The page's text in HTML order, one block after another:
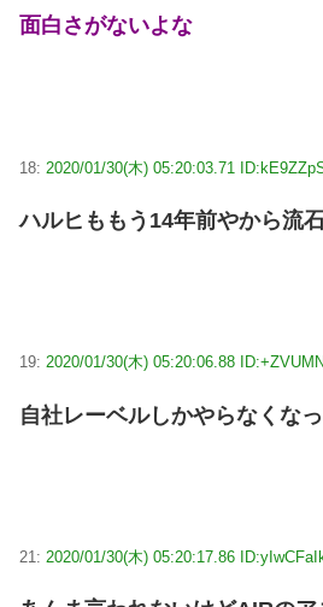
面白さがないよな
18: 2020/01/30(木) 05:20:03.71
ハルヒももう14年前やから流
19: 2020/01/30(木) 05:20:06.88
自社レーベルしかやらなくな
21: 2020/01/30(木) 05:20:17.86